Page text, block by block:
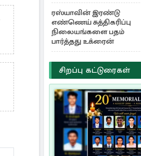
விசாரணை
ரஸ்யாவின் இரண்டு
எண்ணெய் சுத்திகரிப்பு
நிலையங்களை பதம்
பார்த்தது உக்ரைன்
சிறப்பு கட்டுரைகள்